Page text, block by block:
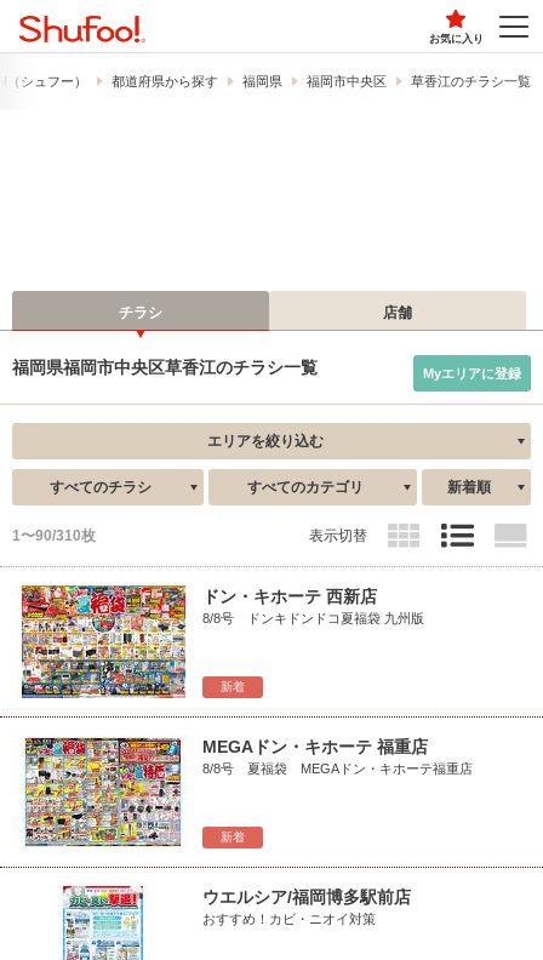
お気に入り
シュフー） 都道府県から探す 福岡県 福岡市中央区 草香江のチラシ一覧
チラシ 店舗
福岡県福岡市中央区草香江のチラシ一覧 Myエリアに登録
エリアを絞り込む
すべてのチラシ すべてのカテゴリ 新着順
1〜90/310枚 表示切替
新着
ドン・キホーテ 西新店
8/8号 ドンキドンドコ夏福袋 九州版
新着
MEGAドン・キホーテ 福重店
8/8号 夏福袋 MEGAドン・キホーテ福重店
ウエルシア/福岡博多駅前店
おすすめ！カビ・ニオイ対策